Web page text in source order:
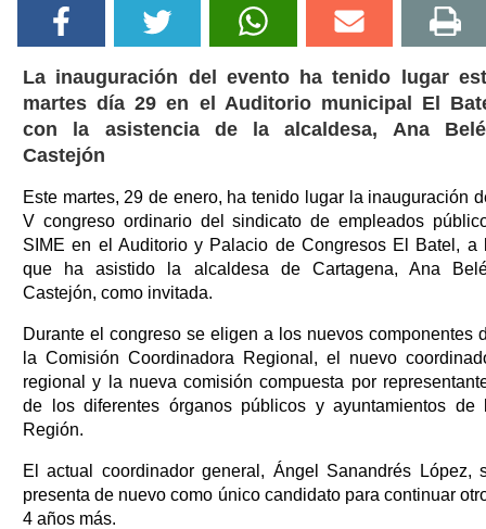
La inauguración del evento ha tenido lugar
martes día 29 en el Auditorio municipal El
con la asistencia de la alcaldesa, Ana
Castejón
Este martes, 29 de enero, ha tenido lugar la inauguración
V congreso ordinario del sindicato de empleados
SIME en el Auditorio y Palacio de Congresos El Batel, a
que ha asistido la alcaldesa de Cartagena, Ana
Castejón, como invitada.
Durante el congreso se eligen a los nuevos componentes
la Comisión Coordinadora Regional, el nuevo
regional y la nueva comisión compuesta por
de los diferentes órganos públicos y ayuntamientos de
Región.
El actual coordinador general, Ángel Sanandrés López,
presenta de nuevo como único candidato para continuar
4 años más.